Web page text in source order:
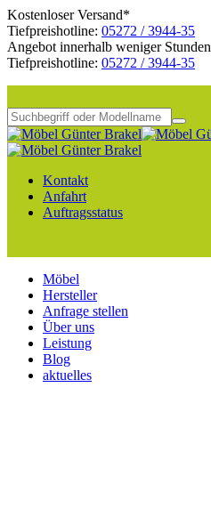
Kostenloser Versand*
Tiefpreishotline: 05272 / 3944-35
Angebot innerhalb weniger Stunden
Tiefpreishotline: 05272 / 3944-35
Kontakt
Anfahrt
Auftragsstatus
Möbel
Hersteller
Anfrage stellen
Über uns
Leistung
Blog
aktuelles